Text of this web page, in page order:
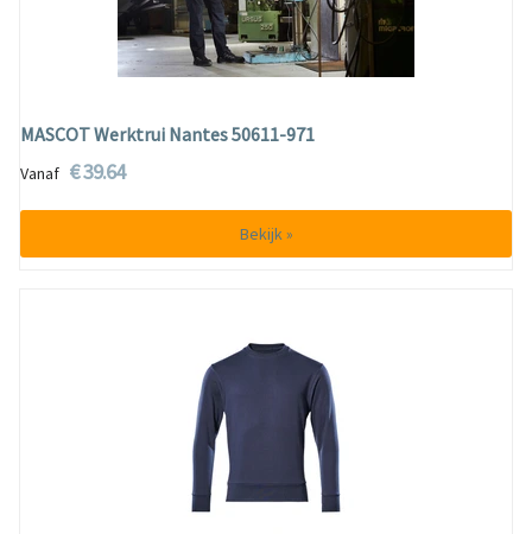
MASCOT Werktrui Nantes 50611-971
Vanaf € 39.64
Bekijk »